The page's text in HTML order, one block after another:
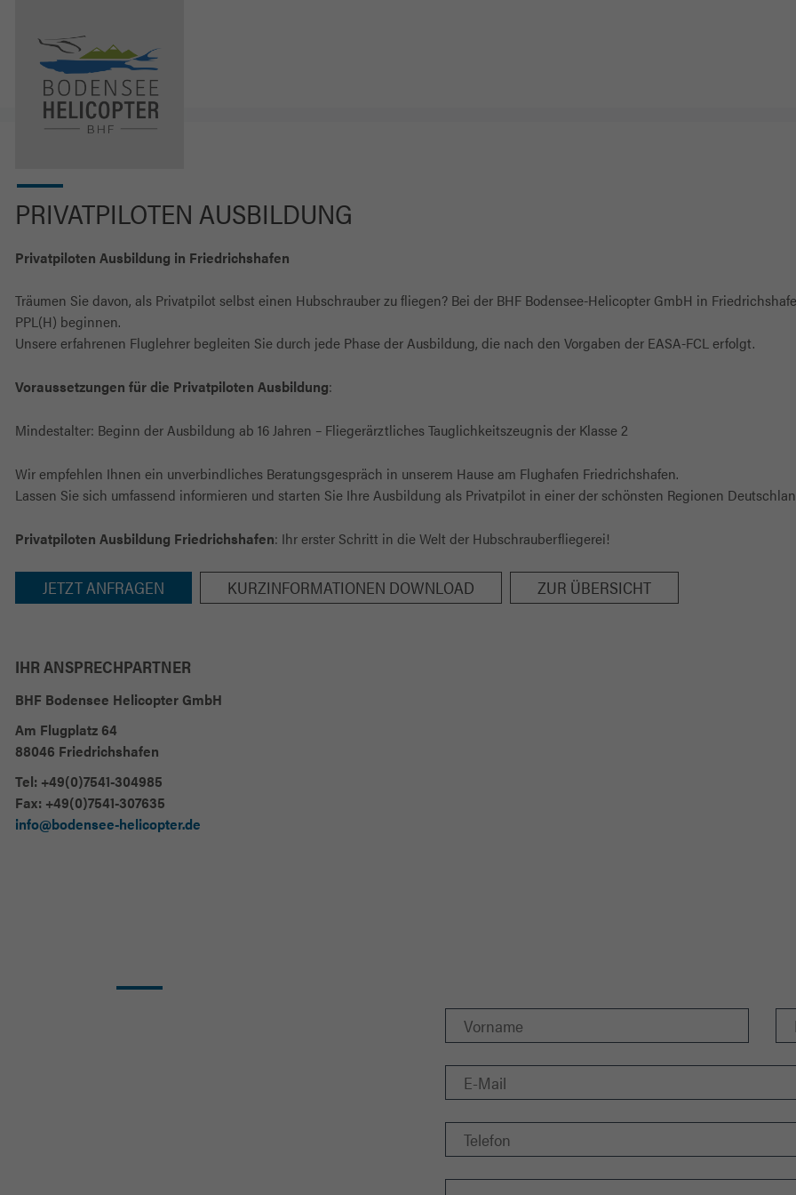
PRIVATPILOTEN AUSBILDUNG
Privatpiloten Ausbildung in Friedrichshafen
Träumen Sie davon, als Privatpilot selbst einen Hubschrauber zu fliegen? Bei der BHF Bodensee-Helicopter GmbH in
PPL(H) beginnen.
Unsere erfahrenen Fluglehrer begleiten Sie durch jede Phase der Ausbildung, die nach den Vorgaben der EASA-FCL erfolgt.
Voraussetzungen für die Privatpiloten Ausbildung:
Mindestalter: Beginn der Ausbildung ab 16 Jahren – Fliegerärztliches Tauglichkeitszeugnis der Klasse 2
Wir empfehlen Ihnen ein unverbindliches Beratungsgespräch in unserem Hause am Flughafen Friedrichshafen.
Lassen Sie sich umfassend informieren und starten Sie Ihre Ausbildung als Privatpilot in einer der schönsten Regionen
Privatpiloten Ausbildung Friedrichshafen: Ihr erster Schritt in die Welt der Hubschrauberfliegerei!
JETZT ANFRAGEN KURZINFORMATIONEN DOWNLOAD ZUR ÜBERSICHT
IHR ANSPRECHPARTNER
BHF Bodensee Helicopter GmbH
Am Flugplatz 64
88046 Friedrichshafen
Tel: +49(0)7541-304985
Fax: +49(0)7541-307635
info@bodensee-helicopter.de